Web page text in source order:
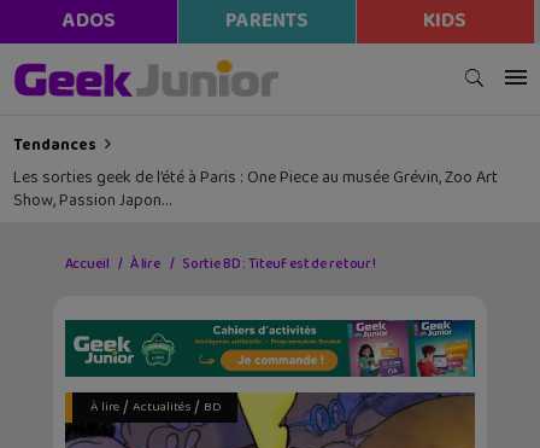
ADOS PARENTS KIDS
Tendances
Les sorties geek de l’été à Paris : One Piece au musée Grévin, Zoo Art
Show, Passion Japon…
Accueil À lire Sortie BD : Titeuf est de retour !
À lire/ Actualités/ BD